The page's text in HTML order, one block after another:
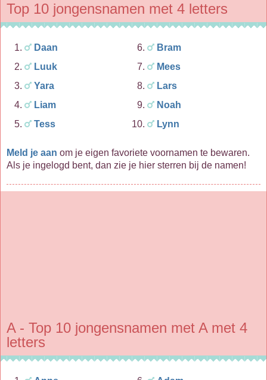
Top 10 jongensnamen met 4 letters
Daan
Luuk
Yara
Liam
Tess
Bram
Mees
Lars
Noah
Lynn
Meld je aan om je eigen favoriete voornamen te bewaren.
Als je ingelogd bent, dan zie je hier sterren bij de namen!
A - Top 10 jongensnamen met A met 4
letters